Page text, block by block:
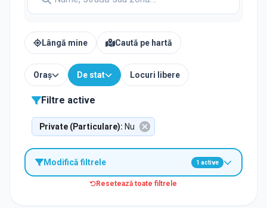
Lângă mine Caută pe hartă
Oraș De stat Locuri libere
Filtre active
Private (Particulare): Nu
Modifică filtrele 1 active
Resetează toate filtrele